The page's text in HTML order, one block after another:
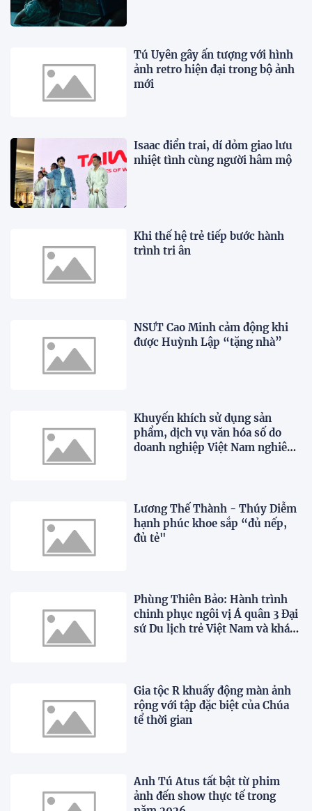
Tú Uyên gây ấn tượng với hình
ảnh retro hiện đại trong bộ ảnh
mới
Isaac điển trai, dí dỏm giao lưu
nhiệt tình cùng người hâm mộ
Khi thế hệ trẻ tiếp bước hành
trình tri ân
NSƯT Cao Minh cảm động khi
được Huỳnh Lập “tặng nhà”
Khuyến khích sử dụng sản
phẩm, dịch vụ văn hóa số do
doanh nghiệp Việt Nam nghiên
Lương Thế Thành - Thúy Diễm
hạnh phúc khoe sắp “đủ nếp,
đủ tẻ"
Phùng Thiên Bảo: Hành trình
chinh phục ngôi vị Á quân 3 Đại
sứ Du lịch trẻ Việt Nam và khát
Gia tộc R khuấy động màn ảnh
rộng với tập đặc biệt của Chúa
tể thời gian
Anh Tú Atus tất bật từ phim
ảnh đến show thực tế trong